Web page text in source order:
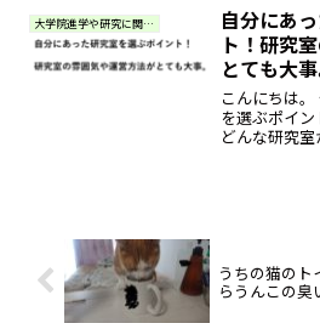
めるタイプ
「仮説を立
大学院進学や研究に関する質問・相談
自分にあ
ト！研究
とても大事
こんにちは
を選ぶポイ
どんな研究
うちの猫のト
らうんこの臭